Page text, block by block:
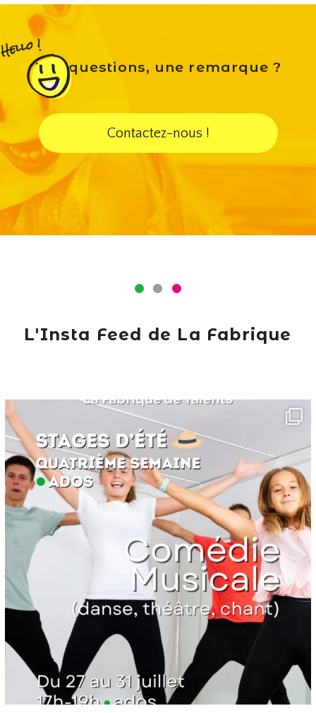
Des questions, une remarque ?
Contactez-nous !
L'Insta Feed de La Fabrique
lafabriquedetalents
Juin 16